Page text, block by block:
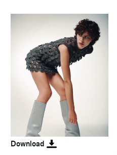
Download